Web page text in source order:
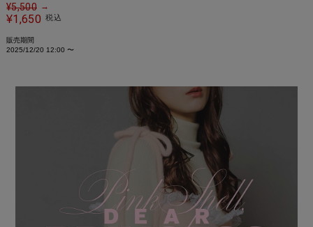
¥5,500 →
¥1,650 税込
販売期間
2025/12/20 12:00 〜